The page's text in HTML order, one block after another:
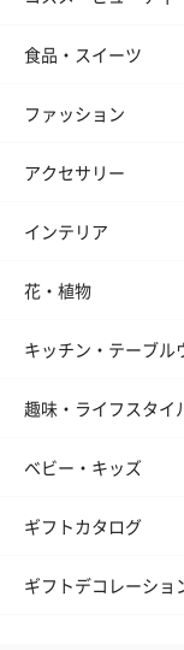
のオイル漬（981円）
食品・スイーツ
ファッション
アクセサリー
インテリア
花・植物
キッチン・テーブル
趣味・ライフスタイ
ベビー・キッズ
ギフトカタログ
ギフトデコレーショ